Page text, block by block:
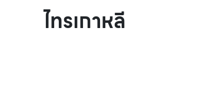
ไทรเกาหลี